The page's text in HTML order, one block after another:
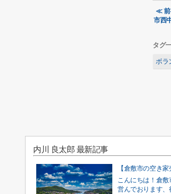
≪ 前
市西
タグ
ボラ
内川 良太郎 最新記事
こんにちは！倉
営んでおります